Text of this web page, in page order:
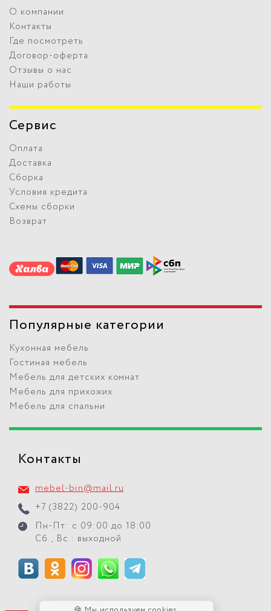
О компании
Контакты
Где посмотреть
Договор-оферта
Отзывы о нас
Наши работы
Сервис
Оплата
Доставка
Сборка
Условия кредита
Схемы сборки
Возврат
Популярные категории
Кухонная мебель
Гостиная мебель
Мебель для детских комнат
Мебель для прихожих
Мебель для спальни
Контакты
mebel-bin@mail.ru
+7 (3822) 200-904
Пн-Пт: с 09:00 до 18:00
Сб., Вс.: выходной